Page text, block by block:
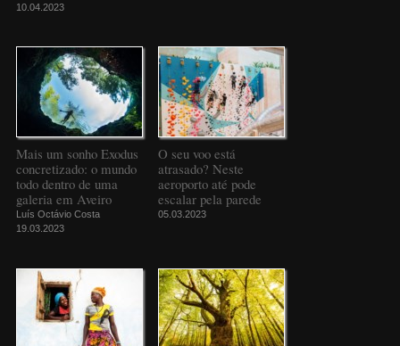
10.04.2023
Mais um sonho Exodus
concretizado: o mundo
todo dentro de uma
galeria em Aveiro
Luís Octávio Costa
19.03.2023
O seu voo está
atrasado? Neste
aeroporto até pode
escalar pela parede
05.03.2023